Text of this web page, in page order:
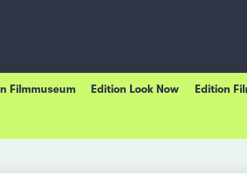
Filmmuseum Edition Look Now Edition